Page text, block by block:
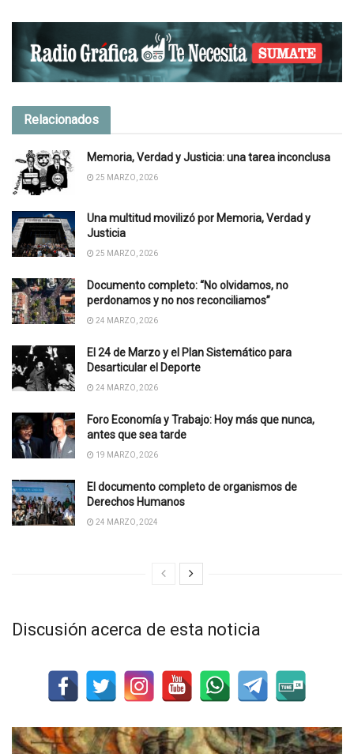
Relacionados
Memoria, Verdad y Justicia: una tarea inconclusa
25 MARZO, 2026
Una multitud movilizó por Memoria, Verdad y
Justicia
25 MARZO, 2026
Documento completo: “No olvidamos, no
perdonamos y no nos reconciliamos”
24 MARZO, 2026
El 24 de Marzo y el Plan Sistemático para
Desarticular el Deporte
24 MARZO, 2026
Foro Economía y Trabajo: Hoy más que nunca,
antes que sea tarde
19 MARZO, 2026
El documento completo de organismos de
Derechos Humanos
24 MARZO, 2024
Discusión acerca de esta noticia